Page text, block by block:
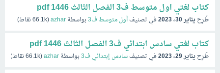
كتاب لغتي اول متوسط ف3 الفصل الثالث 1446 pdf
طُرِحيناير 30، 2023 في تصنيفأول متوسط ف3 بواسطةazhar
(
66.1kنقاط)
كتاب لغتي سادس ابتدائي ف3 الفصل الثالث 1446 pdf
طُرِحيناير 29، 2023 في تصنيفسادس إبتدائي ف3 بواسطةazhar
(
66.1kنقاط)